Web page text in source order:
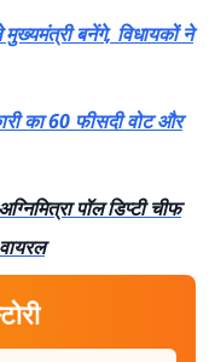
बनेंगे, विधायकों ने
का 60 फीसदी वोट और
पॉल डिप्टी चीफ